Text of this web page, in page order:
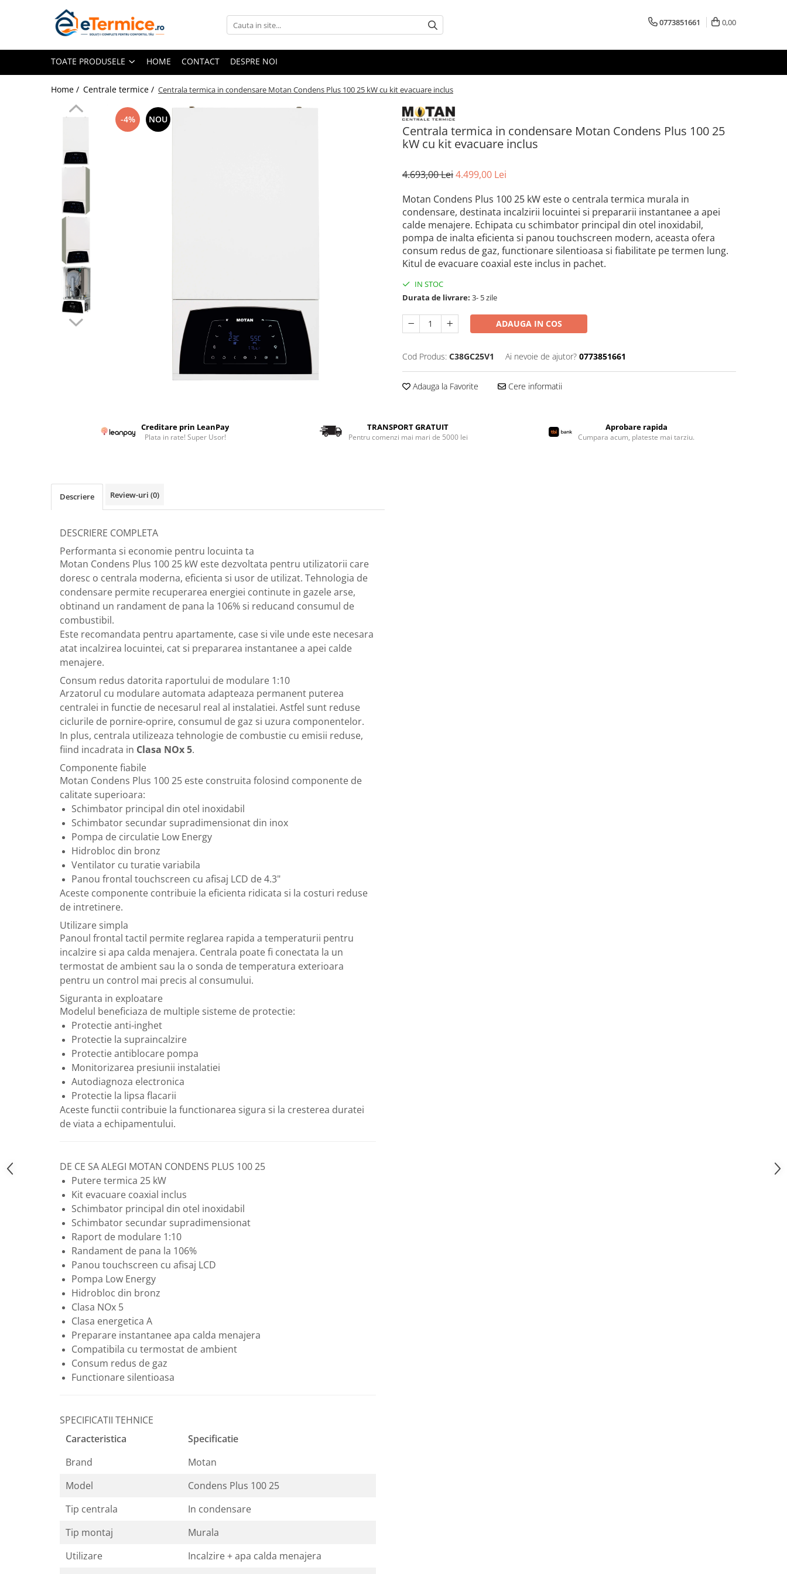
Toate Produsele
Climatizare
Ventiloconvector
Aparate aer conditionat multi-split
Aparate aer conditionat
Centrale pe gaz
Energie verde - Pompe de caldura
Pompe de caldura
Colectoare solare plane
Colectoare solare cu tub-vidat
Accesorii sisteme solare
Accesorii pompe de caldura
Centrale mixte lemn-pelet
Radiatoare din otel
Radiatoare din aluminiu
Radiatoare de baie portprosop
Accesorii radiatoare
Preparatoare pentru apa calda
Boilere electrice
Boilere termoelectrice
Boilere indirecte cu serpentina
Boilere solare indirecte (cu
Boilere pentru pompe de caldura
Accesorii boilere
Incalzire in pardoseala
Tevi si fitinguri
Tevi si fitinguri PPR
Fitinguri alama
Tevi si fitinguri fonta
Robineti de trecere pentru apa
Robineti coltari pentru apa
Robineti pentru gaz
Robineti radiator
Accesorii robineti
Robineti tip fluture
Pompe de circulatie
Pompe submersibile
Accesorii pompe
Vase de expansiune
Vase de expansiune pentru
Vase de expansiune pentru
instalatii sanitare
Vas de expansiune pentru hidrofor
Accesorii montaj vase de
Accesorii
Cleme de fixare si coliere
Accesorii de montaj
Substante intretinere instalatii
Accesorii instalatii termice
Distribuitoare
Baterii instant
Baterii sanitare
Filtre apa potabila
Accesorii baie
0773851661 0,00
TOATE PRODUSELE HOME CONTACT DESPRE NOI
Home / Centrale termice / Centrala termica in condensare Motan Condens Plus 100 25 kW cu kit evacuare inclus
Centrala termica in condensare Motan Condens Plus 100 25
kW cu kit evacuare inclus
-4% NOU
4.693,00 Lei4.499,00 Lei
Motan Condens Plus 100 25 kW este o centrala termica murala in
condensare, destinata incalzirii locuintei si prepararii instantanee a apei
calde menajere. Echipata cu schimbator principal din otel inoxidabil,
pompa de inalta eficienta si panou touchscreen modern, aceasta ofera
consum redus de gaz, functionare silentioasa si fiabilitate pe termen lung.
Kitul de evacuare coaxial este inclus in pachet.
IN STOC
Durata de livrare: 3- 5 zile
ADAUGA IN COS
Cod Produs: C38GC25V1 Ai nevoie de ajutor? 0773851661
Adauga la Favorite Cere informatii
Creditare prin LeanPay
Plata in rate! Super Usor!
TRANSPORT GRATUIT
Pentru comenzi mai mari de 5000 lei
Aprobare rapida
Cumpara acum, plateste mai tarziu.
Descriere Review-uri (0)
DESCRIERE COMPLETA
Performanta si economie pentru locuinta ta
Motan Condens Plus 100 25 kW este dezvoltata pentru utilizatorii care
doresc o centrala moderna, eficienta si usor de utilizat. Tehnologia de
condensare permite recuperarea energiei continute in gazele arse,
obtinand un randament de pana la 106% si reducand consumul de
combustibil.
Este recomandata pentru apartamente, case si vile unde este necesara
atat incalzirea locuintei, cat si prepararea instantanee a apei calde
menajere.
Consum redus datorita raportului de modulare 1:10
Arzatorul cu modulare automata adapteaza permanent puterea
centralei in functie de necesarul real al instalatiei. Astfel sunt reduse
ciclurile de pornire-oprire, consumul de gaz si uzura componentelor.
In plus, centrala utilizeaza tehnologie de combustie cu emisii reduse,
fiind incadrata in Clasa NOx 5.
Componente fiabile
Motan Condens Plus 100 25 este construita folosind componente de
calitate superioara:
Schimbator principal din otel inoxidabil
Schimbator secundar supradimensionat din inox
Pompa de circulatie Low Energy
Hidrobloc din bronz
Ventilator cu turatie variabila
Panou frontal touchscreen cu afisaj LCD de 4.3"
Aceste componente contribuie la eficienta ridicata si la costuri reduse
de intretinere.
Utilizare simpla
Panoul frontal tactil permite reglarea rapida a temperaturii pentru
incalzire si apa calda menajera. Centrala poate fi conectata la un
termostat de ambient sau la o sonda de temperatura exterioara
pentru un control mai precis al consumului.
Siguranta in exploatare
Modelul beneficiaza de multiple sisteme de protectie:
Protectie anti-inghet
Protectie la supraincalzire
Protectie antiblocare pompa
Monitorizarea presiunii instalatiei
Autodiagnoza electronica
Protectie la lipsa flacarii
Aceste functii contribuie la functionarea sigura si la cresterea duratei
de viata a echipamentului.
DE CE SA ALEGI MOTAN CONDENS PLUS 100 25
Putere termica 25 kW
Kit evacuare coaxial inclus
Schimbator principal din otel inoxidabil
Schimbator secundar supradimensionat
Raport de modulare 1:10
Randament de pana la 106%
Panou touchscreen cu afisaj LCD
Pompa Low Energy
Hidrobloc din bronz
Clasa NOx 5
Clasa energetica A
Preparare instantanee apa calda menajera
Compatibila cu termostat de ambient
Consum redus de gaz
Functionare silentioasa
SPECIFICATII TEHNICE
Caracteristica
Specificatie
Brand
Motan
Model
Condens Plus 100 25
Tip centrala
In condensare
Tip montaj
Murala
Utilizare
Incalzire + apa calda menajera